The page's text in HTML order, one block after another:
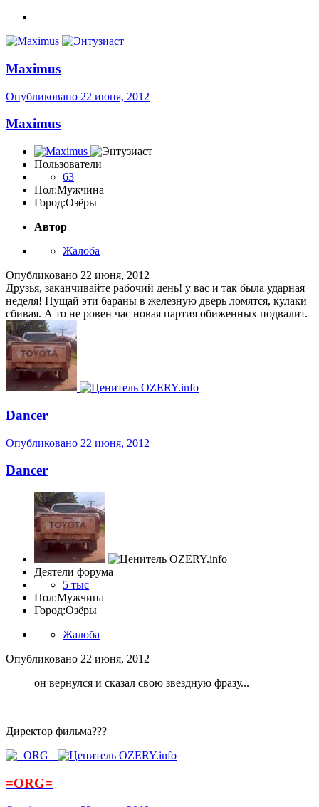
Maximus
Опубликовано 22 июня, 2012
Maximus
Пользователи
63
Пол:Мужчина
Город:Озёры
Автор
Жалоба
Опубликовано 22 июня, 2012
Друзья, заканчивайте рабочий день! у вас и так была ударная
неделя! Пущай эти бараны в железную дверь ломятся, кулаки
сбивая. А то не ровен час новая партия обиженных подвалит.
Dancer
Опубликовано 22 июня, 2012
Dancer
Деятели форума
5 тыс
Пол:Мужчина
Город:Озёры
Жалоба
Опубликовано 22 июня, 2012
он вернулся и сказал свою звездную фразу...
Директор фильма???
=ORG=